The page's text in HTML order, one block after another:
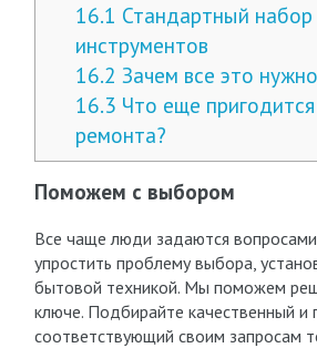
16.1 Стандартный набор
инструментов
16.2 Зачем все это
16.3 Что еще
ремонта?
Поможем с выбором
Все чаще люди задаются
упростить проблему выбора,
бытовой техникой. Мы поможем
ключе. Подбирайте качественный и
соответствующий своим запросам